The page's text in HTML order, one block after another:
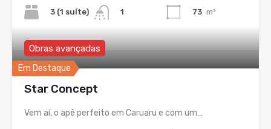
3 (1 suíte)
1
73 m²
Em Destaque
Obras avançadas
Star Concept
Vem aí, o apê perfeito em Caruaru e com um…